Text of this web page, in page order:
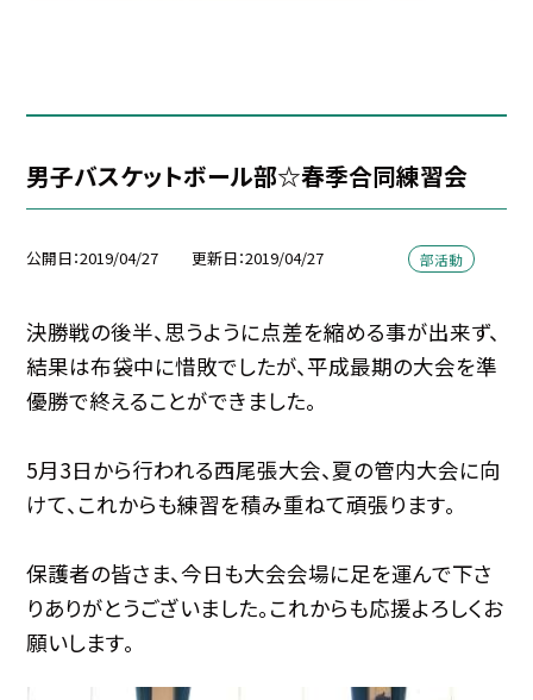
男子バスケットボール部☆春季合同練習会
公開日 2019/04/27 更新日 2019/04/27 部活動
決勝戦の後半、思うように点差を縮める事が出来ず、
結果は布袋中に惜敗でしたが、平成最期の大会を準
優勝で終えることができました。
5月3日から行われる西尾張大会、夏の管内大会に向
けて、これからも練習を積み重ねて頑張ります。
保護者の皆さま、今日も大会会場に足を運んで下さ
りありがとうございました。これからも応援よろしくお
願いします。